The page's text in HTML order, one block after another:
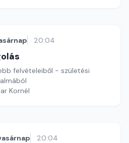
20:04
felvételeiből - születési
Kornél
20:04